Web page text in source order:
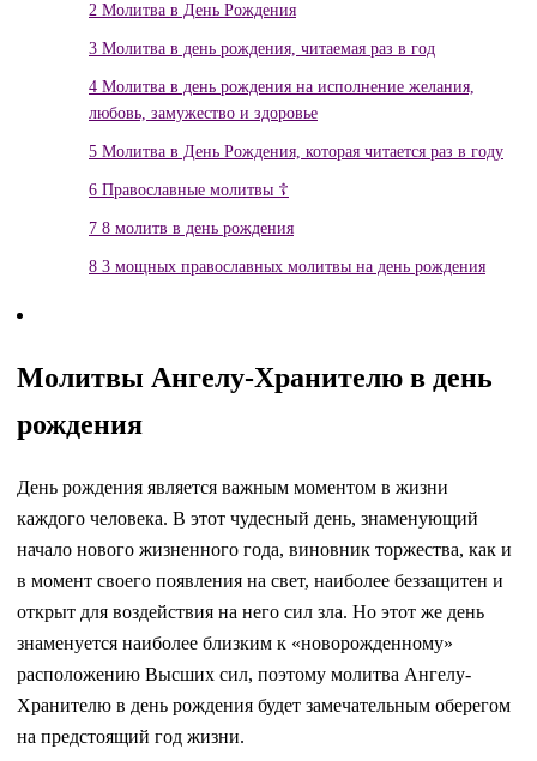
2 Молитва в День Рождения
3 Молитва в день рождения, читаемая раз в год
4 Молитва в день рождения на исполнение желания,
любовь, замужество и здоровье
5 Молитва в День Рождения, которая читается раз в году
6 Православные молитвы ☦
7 8 молитв в день рождения
8 3 мощных православных молитвы на день рождения
Молитвы Ангелу-Хранителю в день
рождения
День рождения является важным моментом в жизни
каждого человека. В этот чудесный день, знаменующий
начало нового жизненного года, виновник торжества, как и
в момент своего появления на свет, наиболее беззащитен и
открыт для воздействия на него сил зла. Но этот же день
знаменуется наиболее близким к «новорожденному»
расположению Высших сил, поэтому молитва Ангелу-
Хранителю в день рождения будет замечательным оберегом
на предстоящий год жизни.